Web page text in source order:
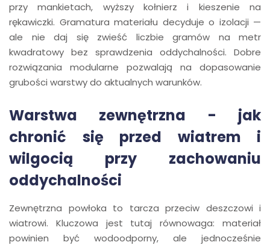
przy mankietach, wyższy kołnierz i kieszenie na
rękawiczki. Gramatura materiału decyduje o izolacji —
ale nie daj się zwieść liczbie gramów na metr
kwadratowy bez sprawdzenia oddychalności. Dobre
rozwiązania modularne pozwalają na dopasowanie
grubości warstwy do aktualnych warunków.
Warstwa zewnętrzna - jak
chronić się przed wiatrem i
wilgocią przy zachowaniu
oddychalności
Zewnętrzna powłoka to tarcza przeciw deszczowi i
wiatrowi. Kluczowa jest tutaj równowaga: materiał
powinien być wodoodporny, ale jednocześnie